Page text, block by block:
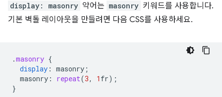
display: masonry 약어는 masonry 키워드를 사용합니다.
기본 벽돌 레이아웃을 만들려면 다음 CSS를 사용하세요.
.masonry {
display : masonry ;
masonry : repeat(3, 1 fr);
}